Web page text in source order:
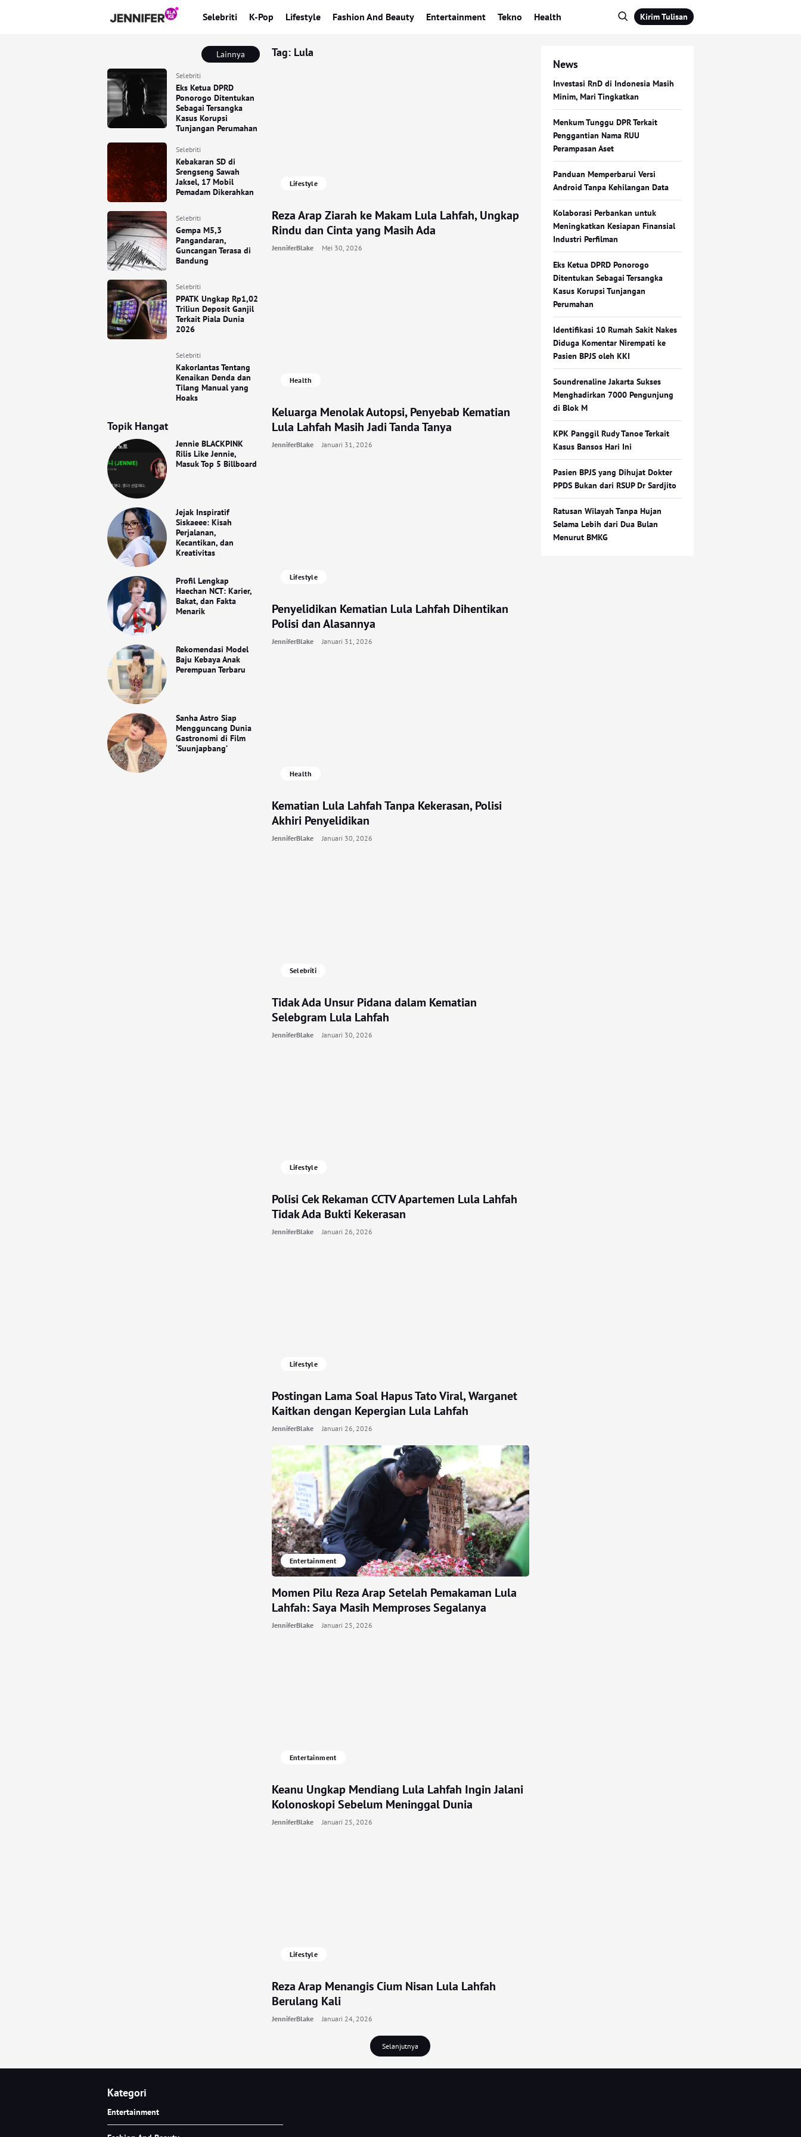
Selebriti K-Pop Lifestyle Fashion And Beauty Entertainment Tekno Health Kirim Tulisan
Lainnya
Selebriti
Eks Ketua DPRD
Ponorogo Ditentukan
Sebagai Tersangka
Kasus Korupsi
Tunjangan Perumahan
Selebriti
Kebakaran SD di
Srengseng Sawah
Jaksel, 17 Mobil
Pemadam Dikerahkan
Selebriti
Gempa M5,3
Pangandaran,
Guncangan Terasa di
Bandung
Selebriti
PPATK Ungkap Rp1,02
Triliun Deposit Ganjil
Terkait Piala Dunia
2026
Selebriti
Kakorlantas Tentang
Kenaikan Denda dan
Tilang Manual yang
Hoaks
Topik Hangat
Jennie BLACKPINK
Rilis Like Jennie,
Masuk Top 5 Billboard
Jejak Inspiratif
Siskaeee: Kisah
Perjalanan,
Kecantikan, dan
Kreativitas
Profil Lengkap
Haechan NCT: Karier,
Bakat, dan Fakta
Menarik
Rekomendasi Model
Baju Kebaya Anak
Perempuan Terbaru
Sanha Astro Siap
Mengguncang Dunia
Gastronomi di Film
‘Suunjapbang’
Tag: Lula
Lifestyle
Reza Arap Ziarah ke Makam Lula Lahfah, Ungkap
Rindu dan Cinta yang Masih Ada
JenniferBlake Mei 30, 2026
Health
Keluarga Menolak Autopsi, Penyebab Kematian
Lula Lahfah Masih Jadi Tanda Tanya
JenniferBlake Januari 31, 2026
Lifestyle
Penyelidikan Kematian Lula Lahfah Dihentikan
Polisi dan Alasannya
JenniferBlake Januari 31, 2026
Health
Kematian Lula Lahfah Tanpa Kekerasan, Polisi
Akhiri Penyelidikan
JenniferBlake Januari 30, 2026
Selebriti
Tidak Ada Unsur Pidana dalam Kematian
Selebgram Lula Lahfah
JenniferBlake Januari 30, 2026
Lifestyle
Polisi Cek Rekaman CCTV Apartemen Lula Lahfah
Tidak Ada Bukti Kekerasan
JenniferBlake Januari 26, 2026
Lifestyle
Postingan Lama Soal Hapus Tato Viral, Warganet
Kaitkan dengan Kepergian Lula Lahfah
JenniferBlake Januari 26, 2026
Entertainment
Momen Pilu Reza Arap Setelah Pemakaman Lula
Lahfah: Saya Masih Memproses Segalanya
JenniferBlake Januari 25, 2026
Entertainment
Keanu Ungkap Mendiang Lula Lahfah Ingin Jalani
Kolonoskopi Sebelum Meninggal Dunia
JenniferBlake Januari 25, 2026
Lifestyle
Reza Arap Menangis Cium Nisan Lula Lahfah
Berulang Kali
JenniferBlake Januari 24, 2026
Selanjutnya
News
Investasi RnD di Indonesia Masih
Minim, Mari Tingkatkan
Menkum Tunggu DPR Terkait
Penggantian Nama RUU
Perampasan Aset
Panduan Memperbarui Versi
Android Tanpa Kehilangan Data
Kolaborasi Perbankan untuk
Meningkatkan Kesiapan Finansial
Industri Perfilman
Eks Ketua DPRD Ponorogo
Ditentukan Sebagai Tersangka
Kasus Korupsi Tunjangan
Perumahan
Identifikasi 10 Rumah Sakit Nakes
Diduga Komentar Nirempati ke
Pasien BPJS oleh KKI
Soundrenaline Jakarta Sukses
Menghadirkan 7000 Pengunjung
di Blok M
KPK Panggil Rudy Tanoe Terkait
Kasus Bansos Hari Ini
Pasien BPJS yang Dihujat Dokter
PPDS Bukan dari RSUP Dr Sardjito
Ratusan Wilayah Tanpa Hujan
Selama Lebih dari Dua Bulan
Menurut BMKG
Kategori
Entertainment